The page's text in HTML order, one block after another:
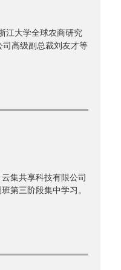
江大学全球农商研究
高级副总裁刘友才等
集共享科技有限公司
第三阶段集中学习。